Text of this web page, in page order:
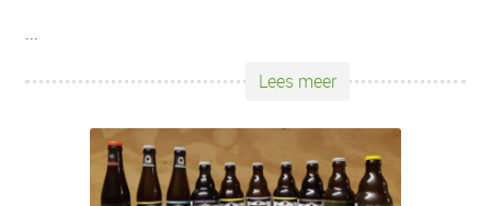
...
Lees meer